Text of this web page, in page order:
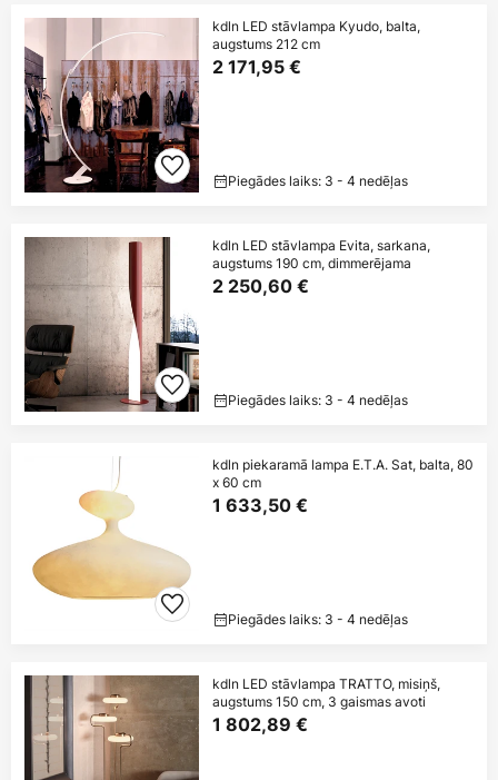
kdln LED stāvlampa Kyudo, balta,
augstums 212 cm
2 171,95 €
Piegādes laiks: 3 - 4 nedēļas
kdln LED stāvlampa Evita, sarkana,
augstums 190 cm, dimmerējama
2 250,60 €
Piegādes laiks: 3 - 4 nedēļas
kdln piekaramā lampa E.T.A. Sat, balta, 80
x 60 cm
1 633,50 €
Piegādes laiks: 3 - 4 nedēļas
kdln LED stāvlampa TRATTO, misiņš,
augstums 150 cm, 3 gaismas avoti
1 802,89 €